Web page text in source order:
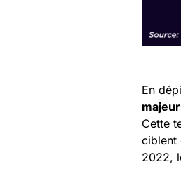
En
Cette
ciblent
2022,